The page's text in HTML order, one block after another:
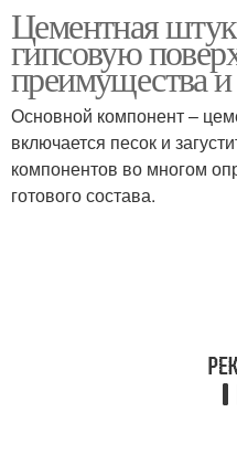
гипсовой стены
Штукатурки на
гипсовой основе
Цементная
гипсовую
преимущества
Основной компонент –
включается песок и
компонентов во многом
готового состава.